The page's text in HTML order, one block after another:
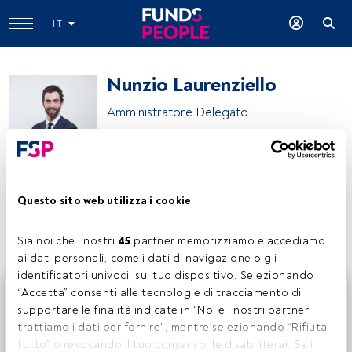
Questo sito web utilizza i cookie
Sia noi che i nostri 45 partner memorizziamo e accediamo
ai dati personali, come i dati di navigazione o gli
identificatori univoci, sul tuo dispositivo. Selezionando
“Accetta” consenti alle tecnologie di tracciamento di
supportare le finalità indicate in “Noi e i nostri partner
trattiamo i dati per fornire”, mentre selezionando “Rifiuta
tutto” o revocando il tuo consenso, le disabiliterai. Se i
IT
Nunzio Laurenziello
Amministratore Delegato
Condividi:
Questo è un articolo riservato agli utenti FundsPeople. Se
sei già registrato, accedi tramite il pulsante Login. Se non
hai ancora un account, ti invitiamo a registrarti per scoprire
tutti i contenuti che FundsPeople ha da offrire.